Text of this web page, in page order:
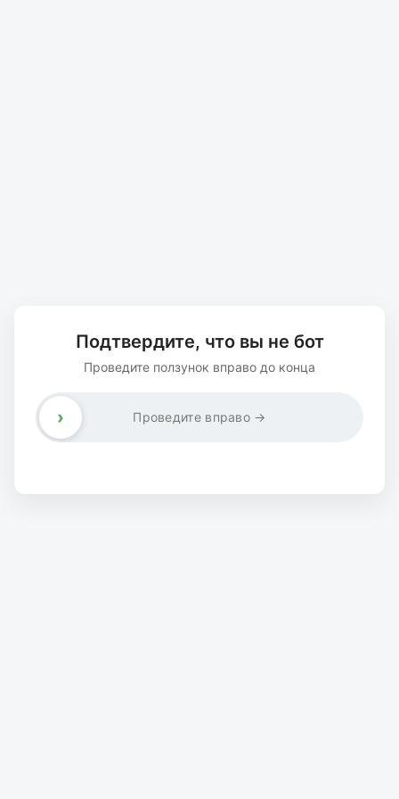
Подтвердите, что вы не бот
Проведите ползунок вправо до конца
Проведите вправо →
›